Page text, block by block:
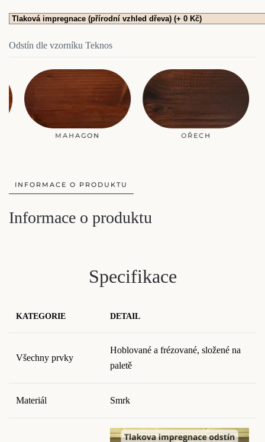
Odstín dle vzorníku Teknos
MAHAGON OŘECH
INFORMACE O PRODUKTU
Informace o produktu
Specifikace
KATEGORIE DETAIL
Všechny prvky
Hoblované a frézované, složené na
paletě
Materiál Smrk